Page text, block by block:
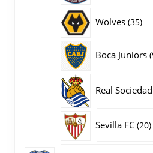
Wolves 3535
Boca Juniors
Real Sociedad
Sevilla FC 2020